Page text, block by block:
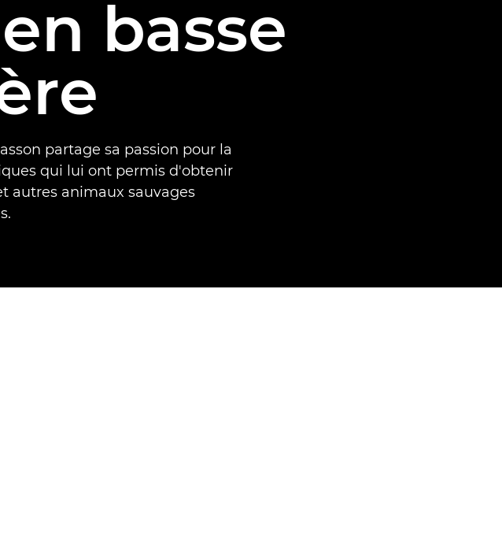
basse
partage sa passion pour la
qui lui ont permis d'obtenir
autres animaux sauvages